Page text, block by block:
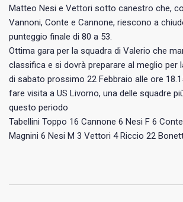
Matteo Nesi e Vettori sotto canestro che,
Vannoni, Conte e Cannone, riescono a
punteggio finale di 80 a 53.
Ottima gara per la squadra di Valerio che
classifica e si dovrà preparare al meglio per
di sabato prossimo 22 Febbraio alle ore
fare visita a US Livorno, una delle squadre
questo periodo
Tabellini Toppo 16 Cannone 6 Nesi F 6
Magnini 6 Nesi M 3 Vettori 4 Riccio 22